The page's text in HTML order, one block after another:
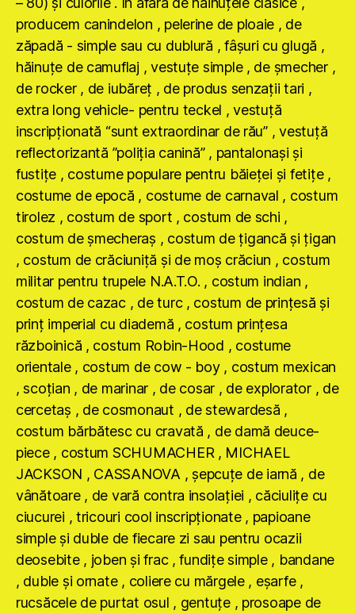
producem canindelon , pelerine de ploaie , de
zăpadă - simple sau cu dublură , fâşuri cu glugă ,
hăinuţe de camuflaj , vestuţe simple , de şmecher ,
de rocker , de iubăreţ , de produs senzaţii tari ,
extra long vehicle- pentru teckel , vestuţă
inscripţionată “sunt extraordinar de rău” , vestuţă
reflectorizantă ”poliţia canină” , pantalonaşi şi
fustiţe , costume populare pentru băieţei şi fetiţe ,
costume de epocă , costume de carnaval , costum
tirolez , costum de sport , costum de schi ,
costum de şmecheraş , costum de ţigancă şi ţigan
, costum de crăciuniţă şi de moş crăciun , costum
militar pentru trupele N.A.T.O. , costum indian ,
costum de cazac , de turc , costum de prinţesă şi
prinţ imperial cu diademă , costum prinţesa
războinică , costum Robin-Hood , costume
orientale , costum de cow - boy , costum mexican
, scoţian , de marinar , de cosar , de explorator , de
cercetaş , de cosmonaut , de stewardesă ,
costum bărbătesc cu cravată , de damă deuce-
piece , costum SCHUMACHER , MICHAEL
JACKSON , CASSANOVA , şepcuţe de iarnă , de
vânătoare , de vară contra insolaţiei , căciuliţe cu
ciucurei , tricouri cool inscripţionate , papioane
simple şi duble de fiecare zi sau pentru ocazii
deosebite , joben şi frac , fundiţe simple , bandane
, duble şi ornate , coliere cu mărgele , eşarfe ,
rucsăcele de purtat osul , gentuţe , prosoape de